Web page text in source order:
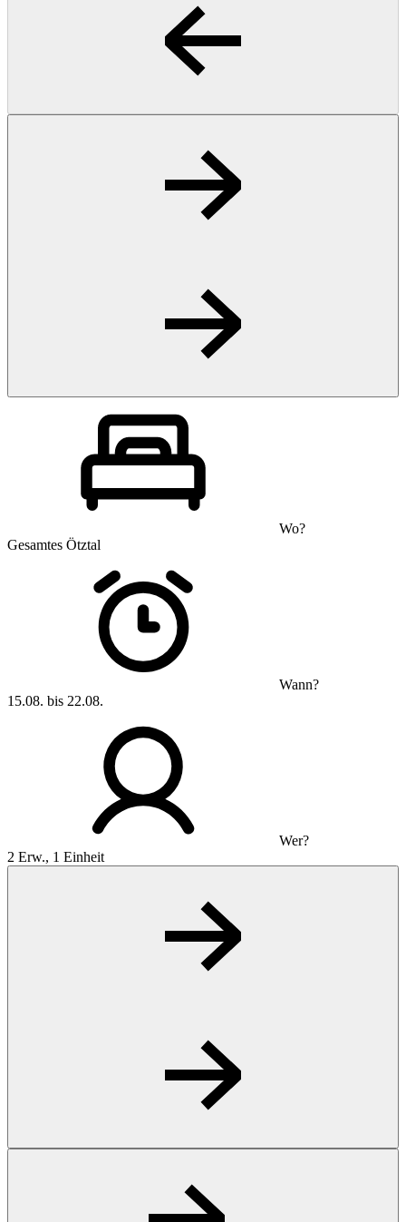
Wo?
Gesamtes Ötztal
Wann?
15.08. bis 22.08.
Wer?
2 Erw., 1 Einheit